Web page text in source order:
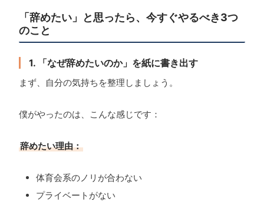
「辞めたい」と思ったら、今すぐやるべき3つ
のこと
1. 「なぜ辞めたいのか」を紙に書き出す
まず、自分の気持ちを整理しましょう。
僕がやったのは、こんな感じです：
辞めたい理由：
体育会系のノリが合わない
プライベートがない